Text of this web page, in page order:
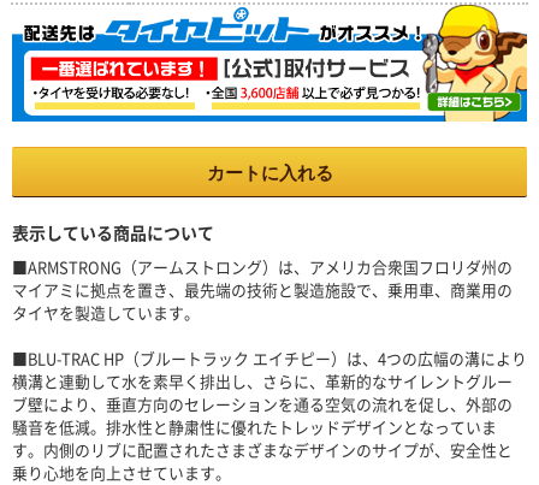
カートに入れる
表示している商品について
■ARMSTRONG（アームストロング）は、アメリカ合衆国フロリダ州の
マイアミに拠点を置き、最先端の技術と製造施設で、乗用車、商業用の
タイヤを製造しています。
■BLU-TRAC HP（ブルートラック エイチピー）は、4つの広幅の溝により
横溝と連動して水を素早く排出し、さらに、革新的なサイレントグルー
ブ壁により、垂直方向のセレーションを通る空気の流れを促し、外部の
騒音を低減。排水性と静粛性に優れたトレッドデザインとなっていま
す。内側のリブに配置されたさまざまなデザインのサイプが、安全性と
乗り心地を向上させています。